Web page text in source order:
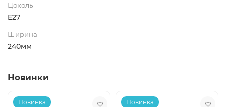
Цоколь
E27
Ширина
240мм
Новинки
Новинка Новинка